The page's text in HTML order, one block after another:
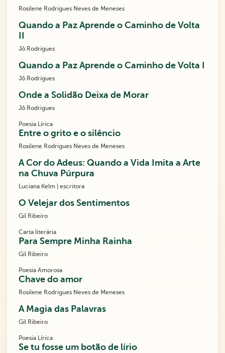
Rosilene Rodrigues Neves de Meneses
Quando a Paz Aprende o Caminho de Volta
Jô Rodrigues
Quando a Paz Aprende o Caminho de Volta I
Jô Rodrigues
Onde a Solidão Deixa de Morar
Jô Rodrigues
Poesia Lírica
Entre o grito e o silêncio
Rosilene Rodrigues Neves de Meneses
A Cor do Adeus: Quando a Vida Imita a Arte
na Chuva Púrpura
Luciana Kelm | escritora
O Velejar dos Sentimentos
Gil Ribeiro
Carta literária
Para Sempre Minha Rainha
Gil Ribeiro
Poesia Amorosa
Chave do amor
Rosilene Rodrigues Neves de Meneses
A Magia das Palavras
Gil Ribeiro
Poesia Lírica
Se tu fosse um botão de lírio